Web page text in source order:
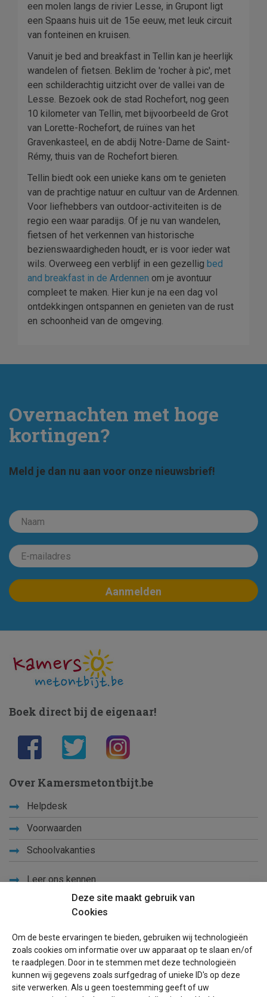
een molen langs de rivier Lesse, in Grupont ligt
een Spaans huis uit de 15e eeuw, met leuk circuit
van fonteinen en kruisen.
Vanuit je bed and breakfast in Tellin kan je heerlijk
wandelen of fietsen. Beklim de 'rocher à pic', met
een schilderachtig uitzicht over de vallei van de
Lesse. Bezoek ook de stad Rochefort, nog geen
10 kilometer van Tellin, met bijvoorbeeld de Grot
van Lorette-Rochefort, de ruïnes van het
Gravenkasteel, en de abdij Notre-Dame de Saint-
Rémy, thuis van de Rochefort bieren.
Tellin biedt ook een unieke kans om te genieten
van de prachtige natuur en cultuur van de Ardennen.
Voor liefhebbers van outdoor-activiteiten is de
regio een waar paradijs. Of je nu van wandelen,
fietsen of het verkennen van historische
bezienswaardigheden houdt, er is voor ieder wat
wils. Overweeg een verblijf in een gezellig bed
and breakfast in de Ardennen om je avontuur
compleet te maken. Hier kun je na een dag vol
ontdekkingen ontspannen en genieten van de rust
en schoonheid van de omgeving.
Overnachten met hoge
kortingen?
Meld je dan nu aan voor onze nieuwsbrief!
Deze site maakt gebruik van
Cookies
Om de beste ervaringen te bieden, gebruiken wij technologieën
zoals cookies om informatie over uw apparaat op te slaan en/of
te raadplegen. Door in te stemmen met deze technologieën
kunnen wij gegevens zoals surfgedrag of unieke ID's op deze
site verwerken. Als u geen toestemming geeft of uw
Boek direct bij de eigenaar!
Over Kamersmetontbijt.be
Helpdesk
Voorwaarden
Schoolvakanties
Leer ons kennen
Sitemap
Blog